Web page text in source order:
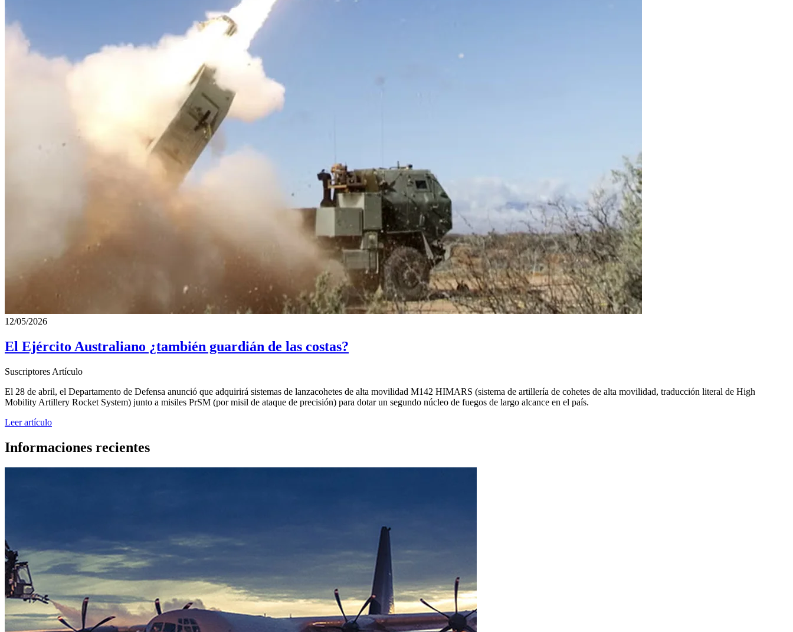
12/05/2026
El Ejército Australiano ¿también guardián de las costas?
Suscriptores Artículo
El 28 de abril, el Departamento de Defensa anunció que adquirirá sistemas de lanzacohetes de alta movilidad M142 HIMARS (sistema de artillería de cohetes de alta movilidad, traducción literal de High
Mobility Artillery Rocket System) junto a misiles PrSM (por misil de ataque de precisión) para dotar un segundo núcleo de fuegos de largo alcance en el país.
Leer artículo
Informaciones recientes